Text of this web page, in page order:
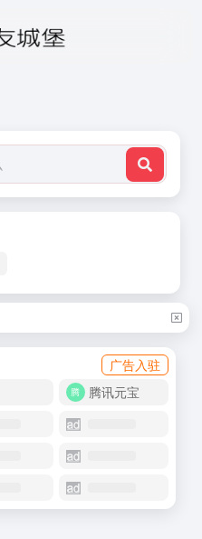
广告入驻
腾讯元宝